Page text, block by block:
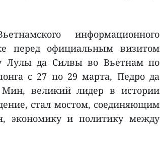
информационного
перед официальным визитом
Лулы да Силвы во Вьетнам по
с 27 по 29 марта, Педро да
великий лидер в истории
стал мостом, соединяющим
экономику и политику между